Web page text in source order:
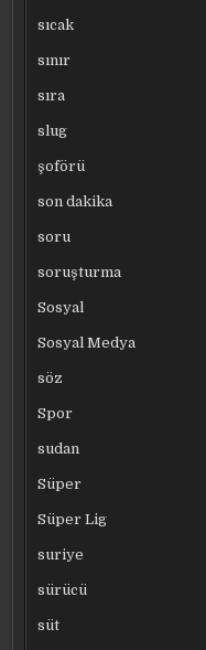
sıcak
sınır
sıra
slug
şoförü
son dakika
soru
soruşturma
Sosyal
Sosyal Medya
söz
Spor
sudan
Süper
Süper Lig
suriye
sürücü
süt